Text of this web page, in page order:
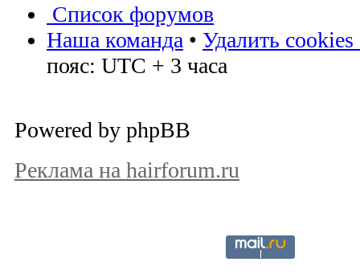
Список форумов
Наша команда • Удалить
пояс: UTC + 3 часа
Powered by phpBB
Реклама на hairforum.ru